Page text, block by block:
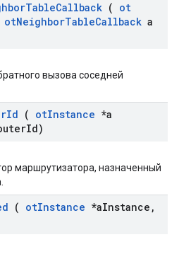
TableCallback ( ot
otNeighborTableCallback a
вызова соседней
Id ( otInstance *a
Id)
маршрутизатора, назначенный
( otInstance *aInstance ,